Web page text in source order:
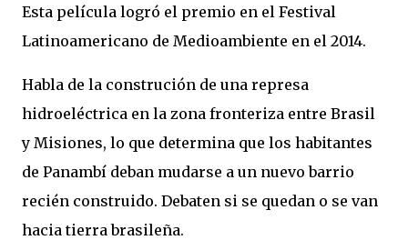
Esta película logró el premio en el Festival
Latinoamericano de Medioambiente en el 2014.
Habla de la construción de una represa
hidroeléctrica en la zona fronteriza entre Brasil
y Misiones, lo que determina que los habitantes
de Panambí deban mudarse a un nuevo barrio
recién construido. Debaten si se quedan o se van
hacia tierra brasileña.